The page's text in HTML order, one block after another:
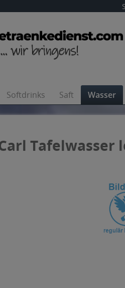
Softdrinks Saft Wasser
Tafelwasser